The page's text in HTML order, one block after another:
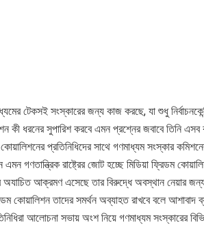
টেকসই সংস্কারের জন্য কাজ করছে, যা শুধু
কী ধরনের সুপারিশ করবে এমন প্রশ্নের জবাবে তিনি
প্রতিনিধিদের সাথে গণমাধ্যম সংস্কার
গণতান্ত্রিক রাষ্ট্রের জোট হচ্ছে মিডিয়া ফ্রিডম
আক্রমণ এসেছে তার বিরুদ্ধে অবস্থান নেয়ার
কোয়ালিশন তাদের সমর্থন অব্যাহত রাখবে বলে
আলোচনা সভায় অংশ নিয়ে গণমাধ্যম সংস্কারের